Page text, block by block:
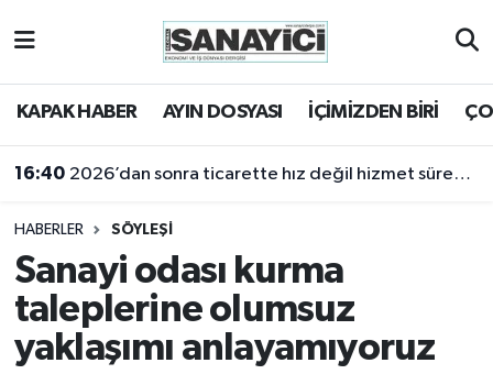
KAPAK HABER AYIN DOSYASI İÇİMİZDEN BİRİ
16:40 2026’dan sonra ticarette hız değil hizmet sürekliliği öne çıkacak
HABERLER SÖYLEŞİ
Sanayi odası kurma
taleplerine olumsuz
yaklaşımı anlayamıyoruz
Tekirdağ Nöbetçi Eczaneler
Tekirdağ Trafik Yoğunluk Haritası
Süper Lig Puan Durumu ve Fikstür
Tüm Manşetler